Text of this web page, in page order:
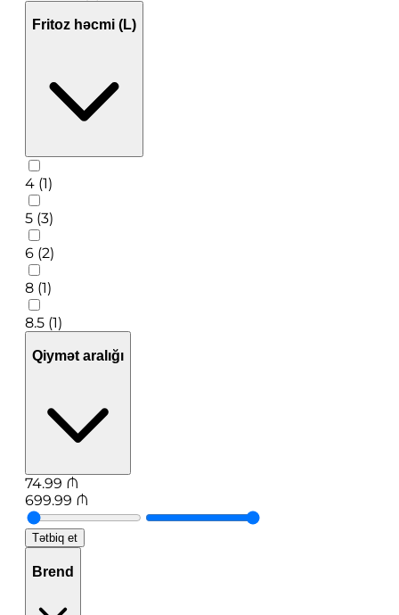
Fritoz həcmi (L)
4 (1)
5 (3)
6 (2)
8 (1)
8.5 (1)
Qiymət aralığı
74.99 ₼
699.99 ₼
Tətbiq et
Brend